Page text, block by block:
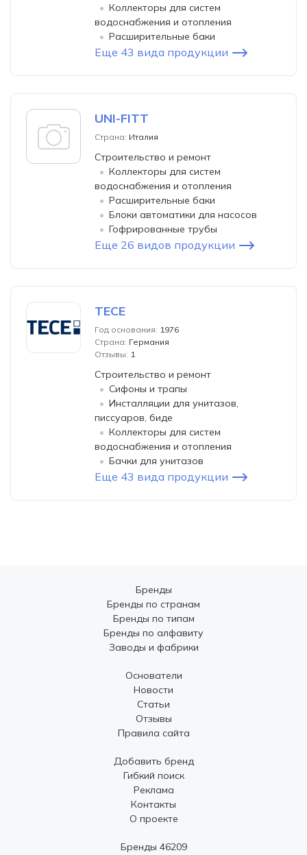
Коллекторы для систем
водоснабжения и отопления
Расширительные баки
Еще 43 вида продукции
UNI-FITT
Страна: Италия
Строительство и ремонт
Коллекторы для систем
водоснабжения и отопления
Расширительные баки
Блоки автоматики для насосов
Гофрированные трубы
Еще 26 видов продукции
TECE
Год основания: 1976
Страна: Германия
Отзывы: 1
Строительство и ремонт
Сифоны и трапы
Инсталляции для унитазов,
писсуаров, биде
Коллекторы для систем
водоснабжения и отопления
Бачки для унитазов
Еще 43 вида продукции
Бренды
Бренды по странам
Бренды по типам
Бренды по алфавиту
Заводы и фабрики
Основатели
Новости
Статьи
Отзывы
Правила сайта
Добавить бренд
Гибкий поиск
Реклама
Контакты
О проекте
Бренды 46209